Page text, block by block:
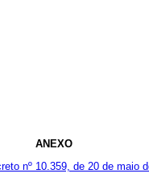
ANEXO
nº 10.359, de 20 de maio